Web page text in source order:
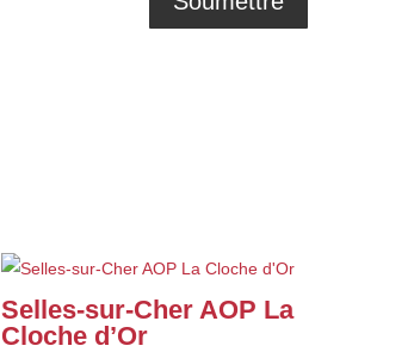
Selles-sur-Cher AOP La
Cloche d’Or